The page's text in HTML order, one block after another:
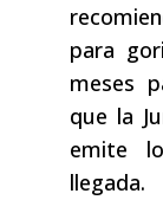
para
meses
que la
emite
llegada.